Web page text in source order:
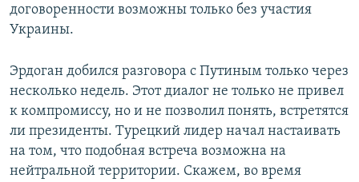
договоренности возможны только без участия
Украины.
Эрдоган добился разговора с Путиным только через
несколько недель. Этот диалог не только не привел
к компромиссу, но и не позволил понять, встретятся
ли президенты. Турецкий лидер начал настаивать
на том, что подобная встреча возможна на
нейтральной территории. Скажем, во время